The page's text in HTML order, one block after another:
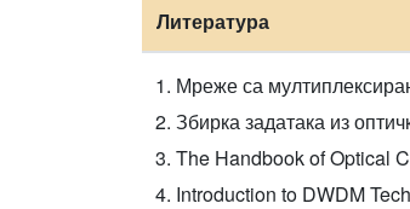
Литература
Мреже са
Збирка задатака из
The Handbook of Optical
Introduction to DWDM